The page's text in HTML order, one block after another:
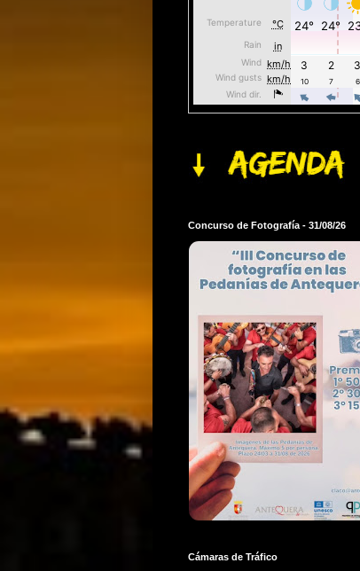
Concurso de Fotografía - 31/08/26
Cámaras de Tráfico